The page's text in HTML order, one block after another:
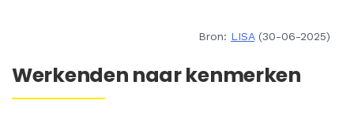
Bron: LISA(30-06-2025)
Werkenden naar kenmerken